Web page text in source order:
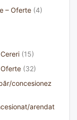
– Oferte (4)
(15)
(32)
concesionez
arendat